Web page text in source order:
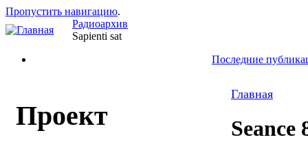
Пропустить навигацию.
Радиоархив
Sapienti sat
Последние
Проект
Главная
Seance